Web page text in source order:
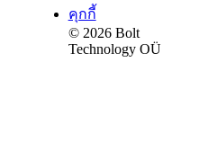
คุกกี้
© 2026 Bolt
Technology OÜ